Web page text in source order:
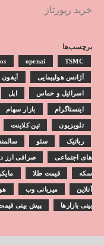
خرید رپورتاژ
برچسب‌ها
openai TSMC
آژانس هواپیمایی آیفون 17
اسرائیل و حماس اپل
اینستاگرام بازار سهام
تلویزیون تین کلاینت
رباتیک سئو
های اجتماعی صرافی ارز
سکه قیمت طلا
آنلاین میزبانی وب
بینی بازارها پیش بینی